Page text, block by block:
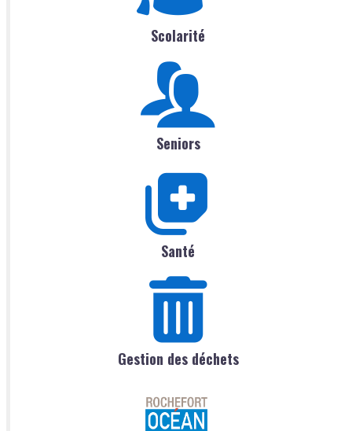
Scolarité
Seniors
Santé
Gestion des déchets